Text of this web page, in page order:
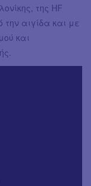
της HF
την αιγίδα και με
και